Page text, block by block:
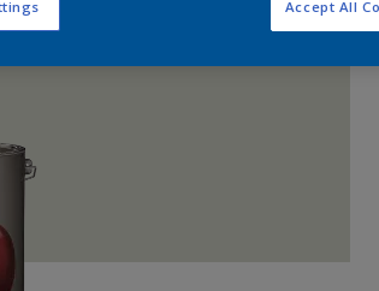
Accept All